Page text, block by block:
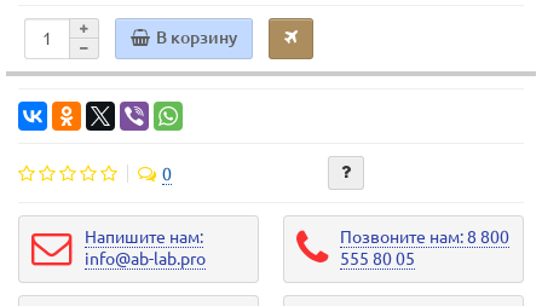
В корзину
0
Напишите нам:
info@ab-lab.pro
Позвоните нам: 8 800
555 80 05